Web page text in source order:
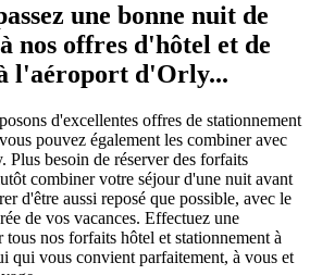
une bonne nuit de
nos offres d'hôtel et de
l'aéroport d'Orly...
d'excellentes offres de stationnement
pouvez également les combiner avec
Plus besoin de réserver des forfaits
combiner votre séjour d'une nuit avant
d'être aussi reposé que possible, avec le
de vos vacances. Effectuez une
nos forfaits hôtel et stationnement à
qui vous convient parfaitement, à vous et